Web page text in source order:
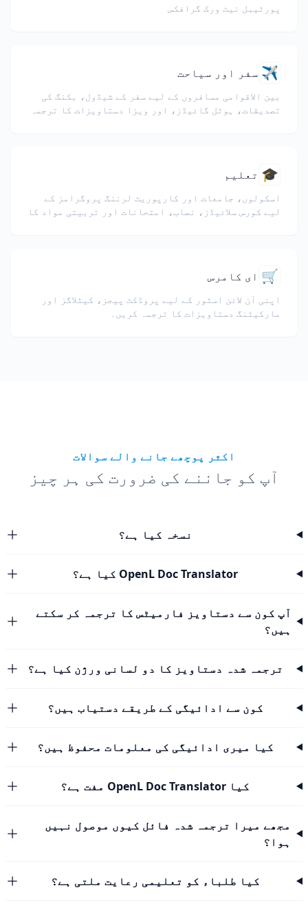
پورٹیبل نیٹ ورک گرافکس
✈️ سفر اور سیاحت
بین الاقوامی مسافروں کے لیے سفر کے شیڈول، بکنگ کی
تصدیقات، ہوٹل گائیڈز، اور ویزا دستاویزات کا ترجمہ
🎓 تعلیم
اسکولوں، جامعات اور کارپوریٹ لرننگ پروگرامز کے
لیے کورس سلائیڈز، نصاب، امتحانات اور تربیتی مواد کا
🛒 ای کامرس
اپنی آن لائن اسٹور کے لیے پروڈکٹ پیجز، کیٹلاگز اور
مارکیٹنگ دستاویزات کا ترجمہ کریں۔
اکثر پوچھے جانے والے سوالات
آپ کو جاننے کی ضرورت کی ہر چیز
نسخہ کیا ہے؟
OpenL Doc Translator کیا ہے؟
آپ کون سے دستاویز فارمیٹس کا ترجمہ کر سکتے
ہیں؟
ترجمہ شدہ دستاویز کا دو لسانی ورژن کیا ہے؟
کون سے ادائیگی کے طریقے دستیاب ہیں؟
کیا میری ادائیگی کی معلومات محفوظ ہیں؟
کیا OpenL Doc Translator مفت ہے؟
مجھے میرا ترجمہ شدہ فائل کیوں موصول نہیں
ہوا؟
کیا طلباء کو تعلیمی رعایت ملتی ہے؟